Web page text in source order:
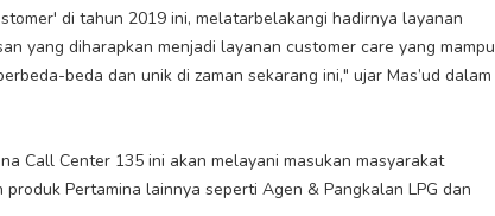
di tahun 2019 ini, melatarbelakangi hadirnya layanan
yang diharapkan menjadi layanan customer care yang mampu
beda dan unik di zaman sekarang ini," ujar Mas’ud dalam
Call Center 135 ini akan melayani masukan masyarakat
Pertamina lainnya seperti Agen & Pangkalan LPG dan